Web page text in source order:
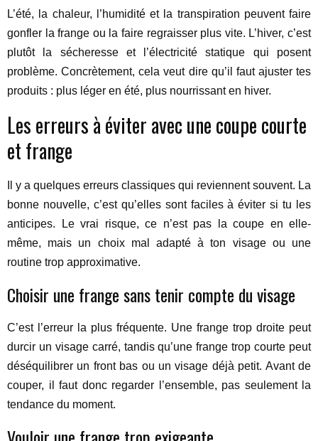
L’été, la chaleur, l’humidité et la transpiration peuvent faire
gonfler la frange ou la faire regraisser plus vite. L’hiver, c’est
plutôt la sécheresse et l’électricité statique qui posent
problème. Concrètement, cela veut dire qu’il faut ajuster tes
produits : plus léger en été, plus nourrissant en hiver.
Les erreurs à éviter avec une coupe courte
et frange
Il y a quelques erreurs classiques qui reviennent souvent. La
bonne nouvelle, c’est qu’elles sont faciles à éviter si tu les
anticipes. Le vrai risque, ce n’est pas la coupe en elle-
même, mais un choix mal adapté à ton visage ou une
routine trop approximative.
Choisir une frange sans tenir compte du visage
C’est l’erreur la plus fréquente. Une frange trop droite peut
durcir un visage carré, tandis qu’une frange trop courte peut
déséquilibrer un front bas ou un visage déjà petit. Avant de
couper, il faut donc regarder l’ensemble, pas seulement la
tendance du moment.